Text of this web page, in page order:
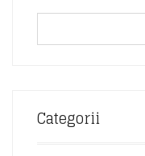
Categorii